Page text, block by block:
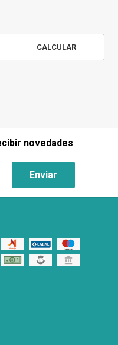
CALCULAR
novedades
Enviar